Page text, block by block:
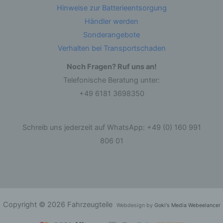
Hinweise zur Batterieentsorgung
Händler werden
Sonderangebote
Verhalten bei Transportschaden
Noch Fragen? Ruf uns an!
Telefonische Beratung unter:
+49 6181 3698350
Schreib uns jederzeit auf WhatsApp: +49 (0) 160 991
806 01
Copyright © 2026 Fahrzeugteile Webdesign by Goki's Media Webeelancer
oder die Verknüpfung, die Einschränkung, das
Löschen oder die Vernichtung.
d) Einschränkung der Verarbeitung
Einschränkung der Verarbeitung ist die
Markierung gespeicherter personenbezogener
Daten mit dem Ziel, ihre künftige Verarbeitung
einzuschränken.
Profiling ist jede Art der automatisierten
Vorlieben, Interessen, Zuverlässigkeit, Verhalten,
natürlichen Person zu analysieren oder